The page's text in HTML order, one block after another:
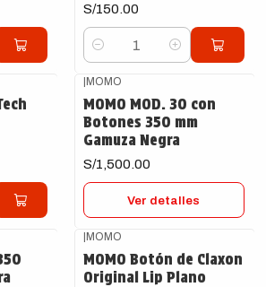
S/150.00
Cantidad
|MOMO
MOMO MOD. 30 con
Botones 350 mm
Gamuza Negra
S/1,500.00
Ver detalles
|MOMO
MOMO Botón de Claxon
Original Lip Plano